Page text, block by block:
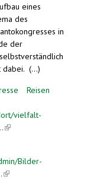
eines
des
in
der
dabei. (...)
Reisen
vielfalt-
(link is external)
Bilder-
(link is external)